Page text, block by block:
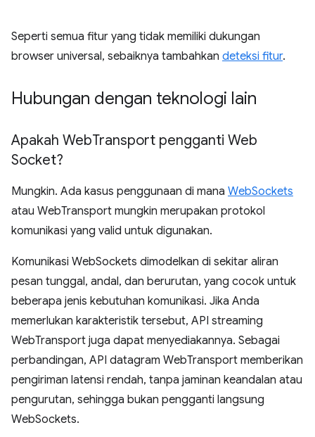
Seperti semua fitur yang tidak memiliki dukungan
browser universal, sebaiknya tambahkan deteksi fitur.
Hubungan dengan teknologi lain
Apakah WebTransport pengganti Web
Socket?
Mungkin. Ada kasus penggunaan di mana WebSockets
atau WebTransport mungkin merupakan protokol
komunikasi yang valid untuk digunakan.
Komunikasi WebSockets dimodelkan di sekitar aliran
pesan tunggal, andal, dan berurutan, yang cocok untuk
beberapa jenis kebutuhan komunikasi. Jika Anda
memerlukan karakteristik tersebut, API streaming
WebTransport juga dapat menyediakannya. Sebagai
perbandingan, API datagram WebTransport memberikan
pengiriman latensi rendah, tanpa jaminan keandalan atau
pengurutan, sehingga bukan pengganti langsung
WebSockets.